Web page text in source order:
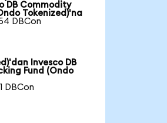
DB Commodity
Tokenized)'na
DBCon
Invesco DB
Fund (Ondo
DBCon